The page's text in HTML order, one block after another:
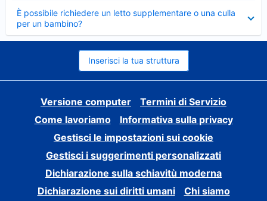
È possibile richiedere un letto supplementare o una culla
per un bambino?
Elemento
chiuso
Inserisci la tua struttura
Versione computer
Termini di Servizio
Come lavoriamo
Informativa sulla privacy
Gestisci le impostazioni sui cookie
Gestisci i suggerimenti personalizzati
Dichiarazione sulla schiavitù moderna
Dichiarazione sui diritti umani
Chi siamo